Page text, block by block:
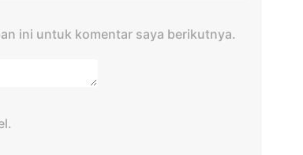
ini untuk komentar saya berikutnya.